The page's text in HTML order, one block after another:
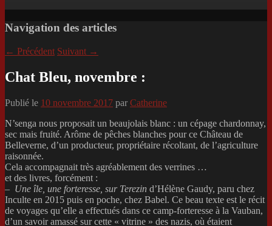
Navigation des articles
← Précédent Suivant →
Chat Bleu, novembre :
Publié le 10 novembre 2017 par Catherine
N’senga nous proposait un beaujolais blanc : un cépage chardonnay,
sec mais fruité. Arôme de pêches blanches pour ce Château de
Belleverne, d’un producteur, propriétaire récoltant, de l’agriculture
raisonnée.
Cela accompagnait très agréablement des verrines …
et des livres, forcément :
– Une île, une forteresse, sur Terezin d’Hélène Gaudy, paru chez
Inculte en 2015 puis en poche, chez Babel. Ce beau texte est le récit
de voyages qu’elle a effectués dans ce camp-forteresse à la Vauban,
d’un savoir amassé sur cette « vitrine » des nazis, où étaient